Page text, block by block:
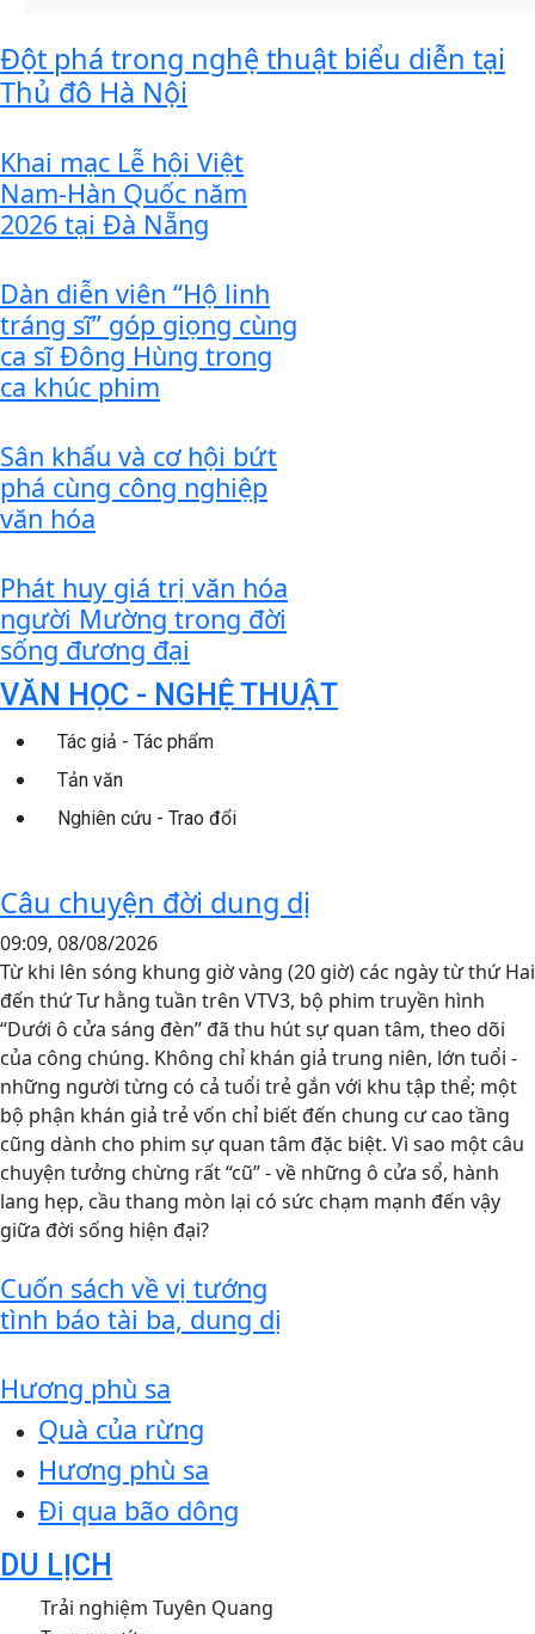
Đột phá trong nghệ thuật biểu diễn tại
Thủ đô Hà Nội
Khai mạc Lễ hội Việt
Nam-Hàn Quốc năm
2026 tại Đà Nẵng
Dàn diễn viên “Hộ linh
tráng sĩ” góp giọng cùng
ca sĩ Đông Hùng trong
ca khúc phim
Sân khấu và cơ hội bứt
phá cùng công nghiệp
văn hóa
Phát huy giá trị văn hóa
người Mường trong đời
sống đương đại
VĂN HỌC - NGHỆ THUẬT
Tác giả - Tác phẩm
Tản văn
Nghiên cứu - Trao đổi
Câu chuyện đời dung dị
09:09, 08/08/2026
Từ khi lên sóng khung giờ vàng (20 giờ) các ngày từ thứ Hai
đến thứ Tư hằng tuần trên VTV3, bộ phim truyền hình
“Dưới ô cửa sáng đèn” đã thu hút sự quan tâm, theo dõi
của công chúng. Không chỉ khán giả trung niên, lớn tuổi -
những người từng có cả tuổi trẻ gắn với khu tập thể; một
bộ phận khán giả trẻ vốn chỉ biết đến chung cư cao tầng
cũng dành cho phim sự quan tâm đặc biệt. Vì sao một câu
chuyện tưởng chừng rất “cũ” - về những ô cửa sổ, hành
lang hẹp, cầu thang mòn lại có sức chạm mạnh đến vậy
giữa đời sống hiện đại?
Cuốn sách về vị tướng
tình báo tài ba, dung dị
Hương phù sa
Quà của rừng
Hương phù sa
Đi qua bão dông
DU LỊCH